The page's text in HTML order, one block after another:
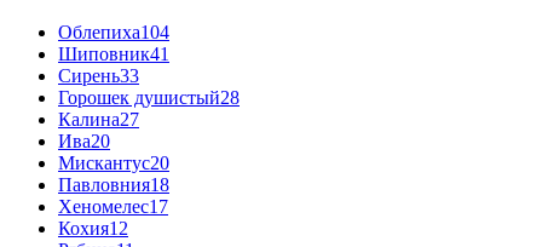
Облепиха104
Шиповник41
Сирень33
Горошек душистый28
Калина27
Ива20
Мискантус20
Павловния18
Хеномелес17
Кохия12